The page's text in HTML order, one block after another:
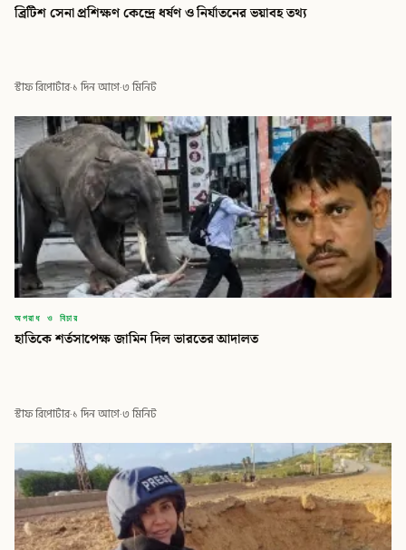
ব্রিটিশ সেনা প্রশিক্ষণ কেন্দ্রে ধর্ষণ ও নির্যাতনের ভয়াবহ তথ্য
স্টাফ রিপোর্টার·১ দিন আগে·৩ মিনিট
অপরাধ ও বিচার
হাতিকে শর্তসাপেক্ষ জামিন দিল ভারতের আদালত
স্টাফ রিপোর্টার·১ দিন আগে·৩ মিনিট